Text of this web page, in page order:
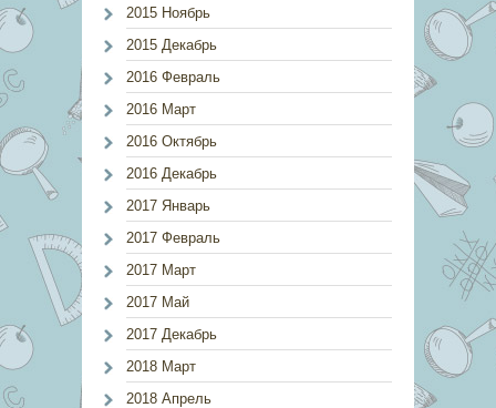
2015 Ноябрь
2015 Декабрь
2016 Февраль
2016 Март
2016 Октябрь
2016 Декабрь
2017 Январь
2017 Февраль
2017 Март
2017 Май
2017 Декабрь
2018 Март
2018 Апрель